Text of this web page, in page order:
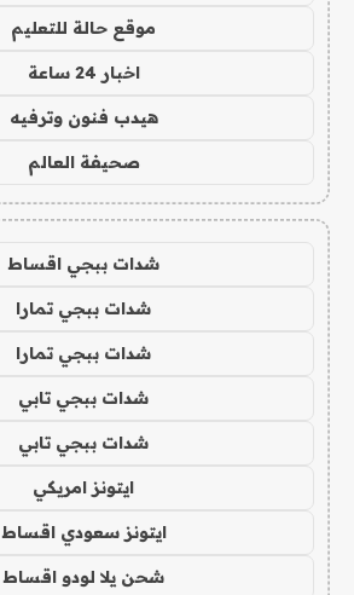
موقع حالة للتعليم
اخبار 24 ساعة
هيدب فنون وترفيه
صحيفة العالم
شدات ببجي اقساط
شدات ببجي تمارا
شدات ببجي تمارا
شدات ببجي تابي
شدات ببجي تابي
ايتونز امريكي
ايتونز سعودي اقساط
شحن يلا لودو اقساط